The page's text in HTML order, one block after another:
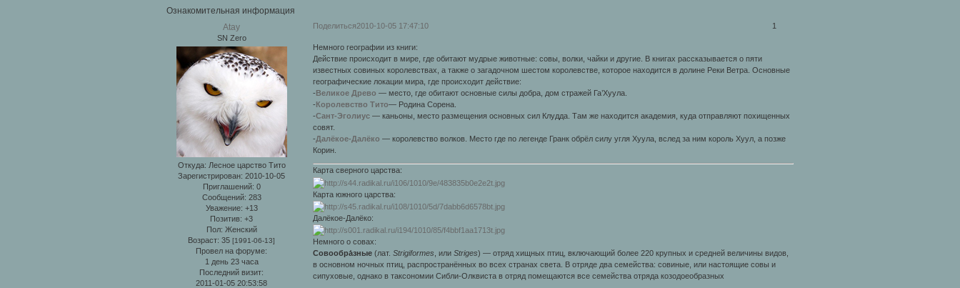
Ознакомительная информация
Поделиться 1
2010-10-05 17:47:10
Atay
SN Zero
Откуда: Лесное царство Тито
Зарегистрирован: 2010-10-05
Приглашений: 0
Сообщений: 283
Уважение: +13
Позитив: +3
Пол: Женский
Возраст: 35[1991-06-13]
Провел на форуме:
1 день 23 часа
Последний визит:
2011-01-05 20:53:58
Немного географии из книги:
Действие происходит в мире, где обитают мудрые животные: совы, волки, чайки и другие. В книгах рассказывается о пяти
известных совиных королевствах, а также о загадочном шестом королевстве, которое находится в долине Реки Ветра. Основные
географические локации мира, где происходит действие:
-Великое Древо — место, где обитают основные силы добра, дом стражей Га’Хуула.
-Королевство Тито— Родина Сорена.
-Сант-Эголиус — каньоны, место размещения основных сил Клудда. Там же находится академия, куда отправляют похищенных
совят.
-Далёкое-Далёко — королевство волков. Место где по легенде Гранк обрёл силу угля Хуула, вслед за ним король Хуул, а позже
Корин.
Карта сверного царства:
Карта южного царства:
Далёкое-Далёко:
Немного о совах:
Совообра́зные(лат. Strigiformes , или Striges) — отряд хищных птиц, включающий более 220 крупных и средней величины видов,
в основном ночных птиц, распространённых во всех странах света. В отряде два семейства: совиные, или настоящие совы и
сипуховые, однако в таксономии Сибли-Олквиста в отряд помещаются все семейства отряда козодоеобразных